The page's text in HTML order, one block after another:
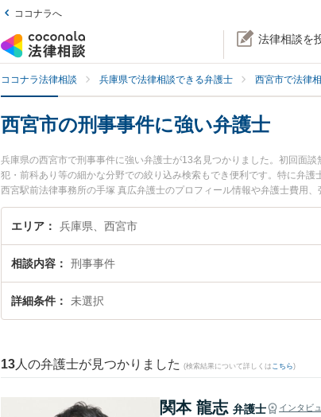
ココナラへ
法律相談を
ココナラ法律相談 兵庫県で法律相談できる弁護士 西宮市で法律
西宮市の刑事事件に強い弁護士
兵庫県の西宮市で刑事事件に強い弁護士が13名見つかりました。初回面
犯・前科あり等の細かな分野での絞り込み検索もでき便利です。特に弁
西宮駅前法律事務所の手塚 真広弁護士のプロフィール情報や弁護士費用
に相談したい』『刑事事件のトラブル解決の実績豊富な近くの弁護士を
りの相談者さんにおすすめです。
エリア 兵庫県、西宮市
相談内容 刑事事件
詳細条件 未選択
13 人の弁護士が見つかりました (検索結果について詳しくは こちら)
関本 龍志 弁護士 インタビ